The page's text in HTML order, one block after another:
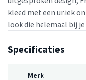
kleed met een uniek
look die helemaal bij
Specificaties
Merk